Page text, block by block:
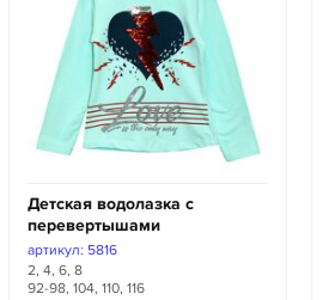
Детская водолазка с
перевертышами
артикул: 5816
2, 4, 6, 8
92-98, 104, 110, 116